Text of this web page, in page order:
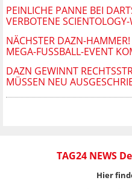
PEINLICHE PANNE BEI
VERBOTENE
NÄCHSTER DAZN-
MEGA-FUSSBALL-EVENT
DAZN GEWINNT
MÜSSEN NEU
TAG24 NEWS
Hier